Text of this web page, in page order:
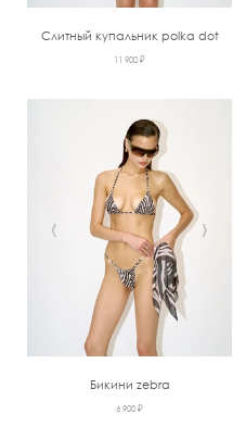
Слитный купальник polka dot
11 900 ₽
‹ ›
Бикини zebra
6 900 ₽